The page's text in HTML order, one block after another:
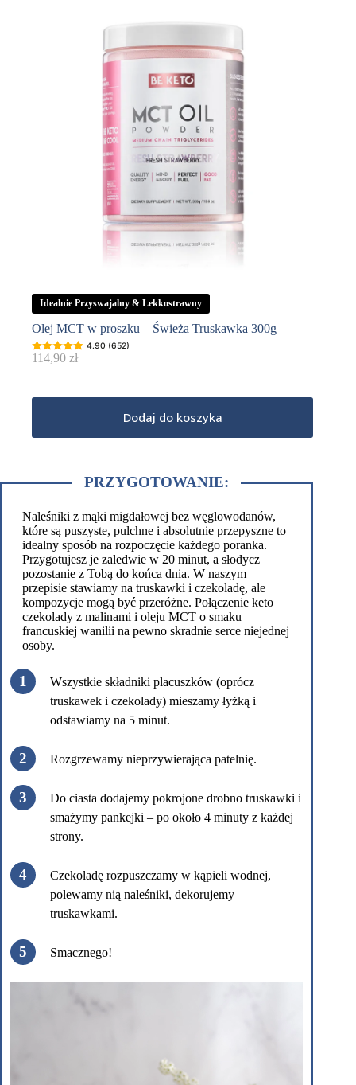
Idealnie Przyswajalny & Lekkostrawny
Olej MCT w proszku – Świeża Truskawka 300g
4.90 (652)
114,90 zł
Dodaj do koszyka
PRZYGOTOWANIE:
Naleśniki z mąki migdałowej bez węglowodanów,
które są puszyste, pulchne i absolutnie przepyszne to
idealny sposób na rozpoczęcie każdego poranka.
Przygotujesz je zaledwie w 20 minut, a słodycz
pozostanie z Tobą do końca dnia. W naszym
przepisie stawiamy na truskawki i czekoladę, ale
kompozycje mogą być przeróżne. Połączenie keto
czekolady z malinami i oleju MCT o smaku
francuskiej wanilii na pewno skradnie serce niejednej
osoby.
Wszystkie składniki placuszków (oprócz
truskawek i czekolady) mieszamy łyżką i
odstawiamy na 5 minut.
Rozgrzewamy nieprzywierająca patelnię.
Do ciasta dodajemy pokrojone drobno truskawki i
smażymy pankejki – po około 4 minuty z każdej
strony.
Czekoladę rozpuszczamy w kąpieli wodnej,
polewamy nią naleśniki, dekorujemy
truskawkami.
Smacznego!